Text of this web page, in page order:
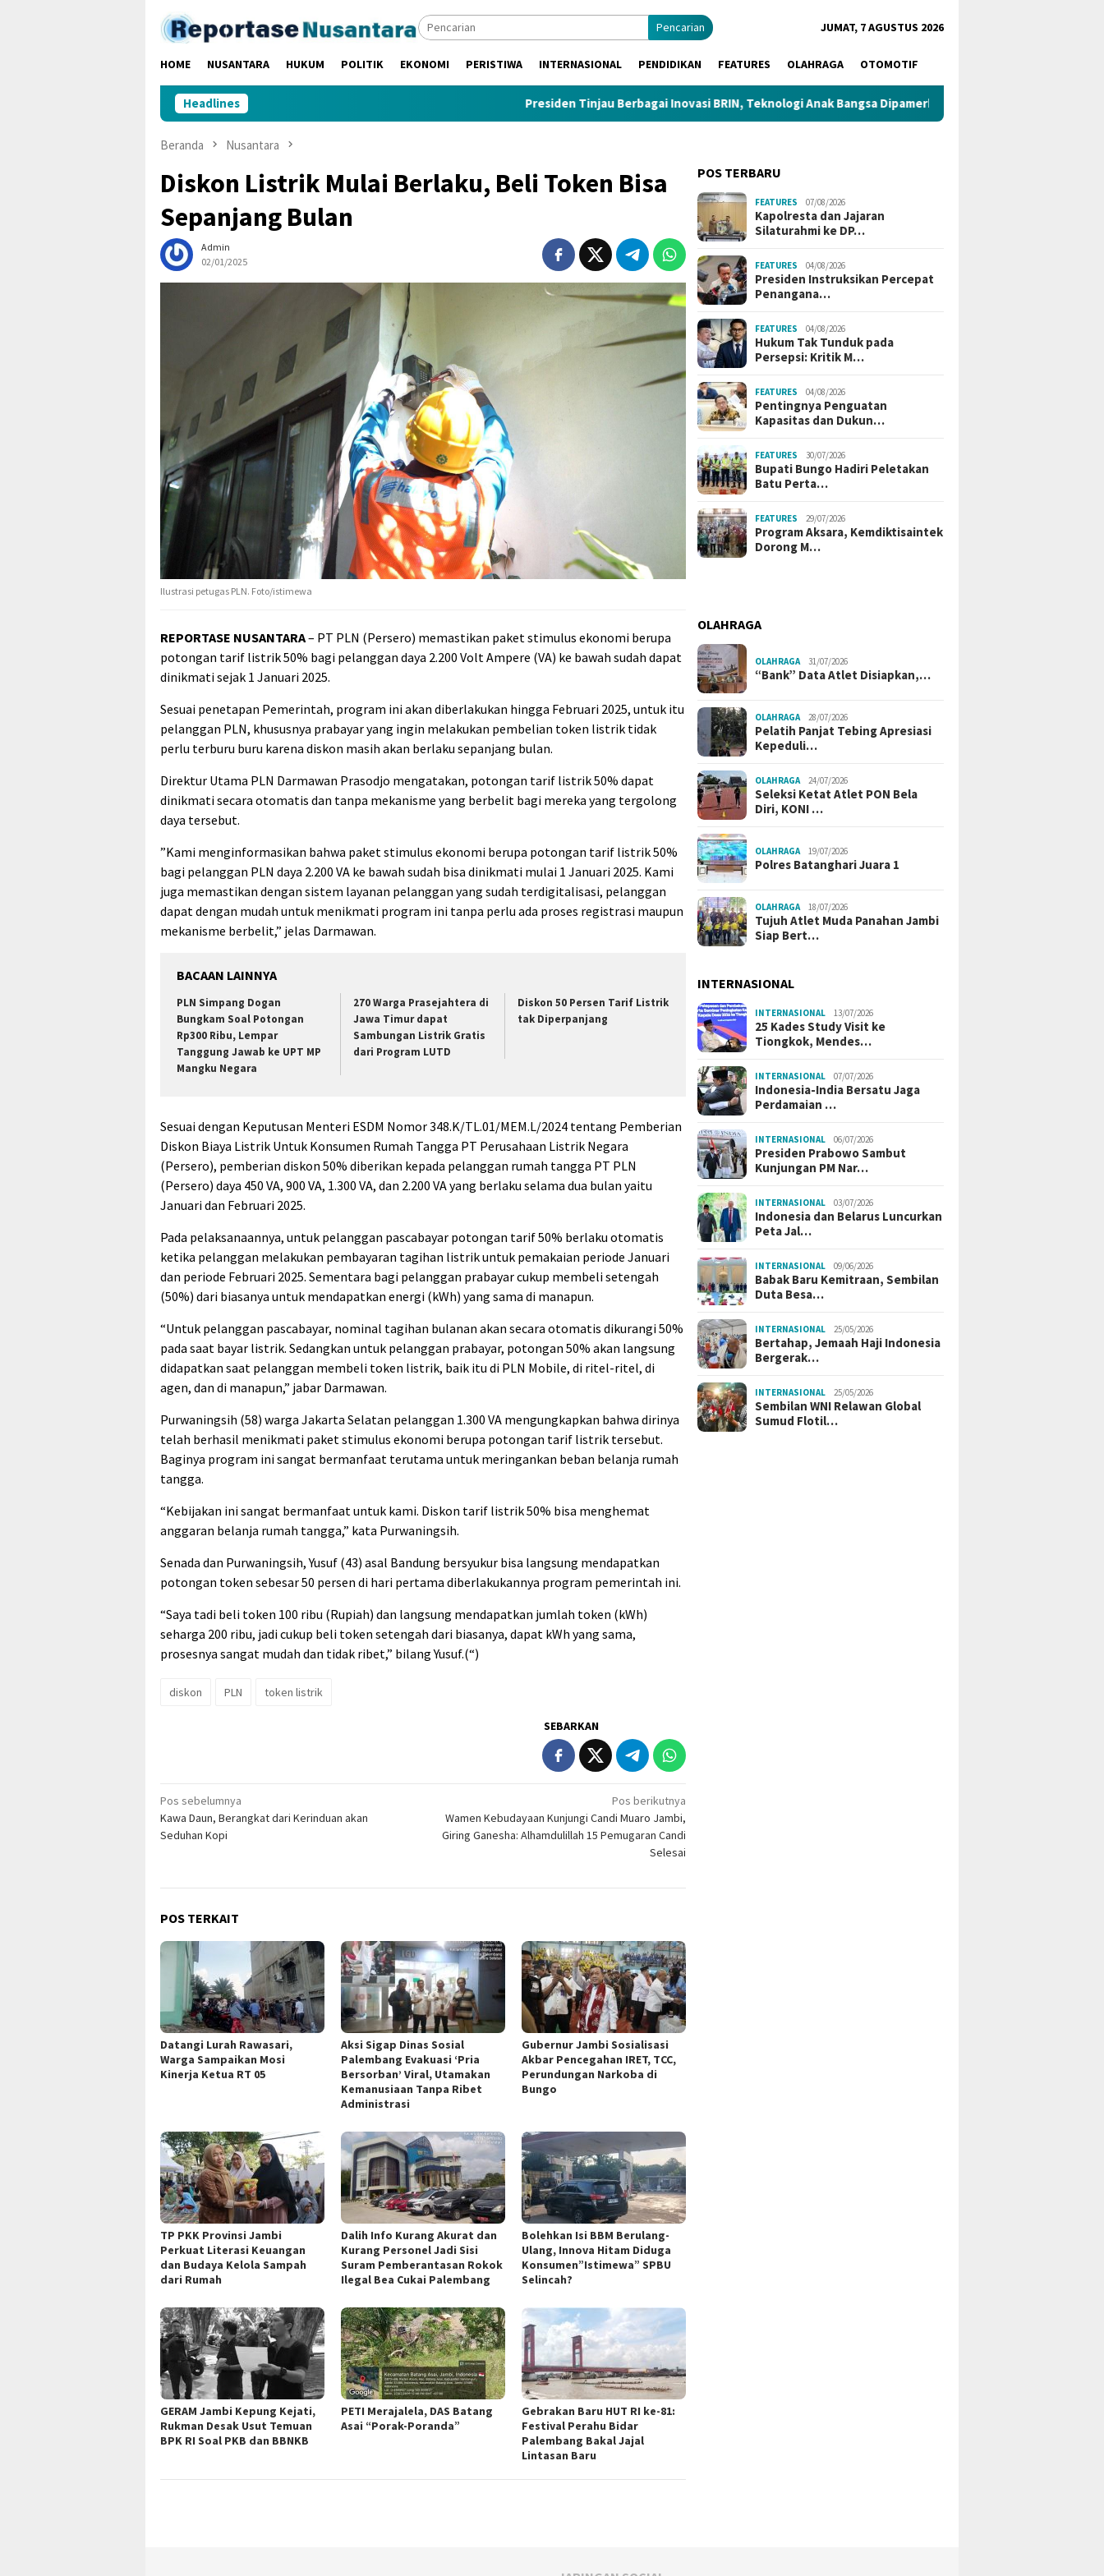
konten
Pencarian JUMAT, 7 AGUSTUS 2026
HOME NUSANTARA HUKUM POLITIK EKONOMI PERISTIWA INTERNASIONAL PENDIDIKAN FEATURES OLAHRAGA OTOMOTIF
Headlines Presiden Tinjau Berbagai Inovasi BRIN, Teknologi Anak Bangsa Dipamerkan di Istana
Beranda Nusantara
Diskon Listrik Mulai Berlaku, Beli Token Bisa
Sepanjang Bulan
Admin
02/01/2025
Ilustrasi petugas PLN. Foto/istimewa
REPORTASE NUSANTARA– PT PLN (Persero) memastikan paket stimulus ekonomi berupa
potongan tarif listrik 50% bagi pelanggan daya 2.200 Volt Ampere (VA) ke bawah sudah dapat
dinikmati sejak 1 Januari 2025.
Sesuai penetapan Pemerintah, program ini akan diberlakukan hingga Februari 2025, untuk itu
pelanggan PLN, khususnya prabayar yang ingin melakukan pembelian token listrik tidak
perlu terburu buru karena diskon masih akan berlaku sepanjang bulan.
Direktur Utama PLN Darmawan Prasodjo mengatakan, potongan tarif listrik 50% dapat
dinikmati secara otomatis dan tanpa mekanisme yang berbelit bagi mereka yang tergolong
daya tersebut.
”Kami menginformasikan bahwa paket stimulus ekonomi berupa potongan tarif listrik 50%
bagi pelanggan PLN daya 2.200 VA ke bawah sudah bisa dinikmati mulai 1 Januari 2025. Kami
juga memastikan dengan sistem layanan pelanggan yang sudah terdigitalisasi, pelanggan
dapat dengan mudah untuk menikmati program ini tanpa perlu ada proses registrasi maupun
mekanisme berbelit,” jelas Darmawan.
BACAAN LAINNYA
PLN Simpang Dogan
Bungkam Soal Potongan
Rp300 Ribu, Lempar
Tanggung Jawab ke UPT MP
Mangku Negara
270 Warga Prasejahtera di
Jawa Timur dapat
Sambungan Listrik Gratis
dari Program LUTD
Diskon 50 Persen Tarif Listrik
tak Diperpanjang
Sesuai dengan Keputusan Menteri ESDM Nomor 348.K/TL.01/MEM.L/2024 tentang Pemberian
Diskon Biaya Listrik Untuk Konsumen Rumah Tangga PT Perusahaan Listrik Negara
(Persero), pemberian diskon 50% diberikan kepada pelanggan rumah tangga PT PLN
(Persero) daya 450 VA, 900 VA, 1.300 VA, dan 2.200 VA yang berlaku selama dua bulan yaitu
Januari dan Februari 2025.
Pada pelaksanaannya, untuk pelanggan pascabayar potongan tarif 50% berlaku otomatis
ketika pelanggan melakukan pembayaran tagihan listrik untuk pemakaian periode Januari
dan periode Februari 2025. Sementara bagi pelanggan prabayar cukup membeli setengah
(50%) dari biasanya untuk mendapatkan energi (kWh) yang sama di manapun.
“Untuk pelanggan pascabayar, nominal tagihan bulanan akan secara otomatis dikurangi 50%
pada saat bayar listrik. Sedangkan untuk pelanggan prabayar, potongan 50% akan langsung
didapatkan saat pelanggan membeli token listrik, baik itu di PLN Mobile, di ritel-ritel, di
agen, dan di manapun,” jabar Darmawan.
Purwaningsih (58) warga Jakarta Selatan pelanggan 1.300 VA mengungkapkan bahwa dirinya
telah berhasil menikmati paket stimulus ekonomi berupa potongan tarif listrik tersebut.
Baginya program ini sangat bermanfaat terutama untuk meringankan beban belanja rumah
tangga.
“Kebijakan ini sangat bermanfaat untuk kami. Diskon tarif listrik 50% bisa menghemat
anggaran belanja rumah tangga,” kata Purwaningsih.
Senada dan Purwaningsih, Yusuf (43) asal Bandung bersyukur bisa langsung mendapatkan
potongan token sebesar 50 persen di hari pertama diberlakukannya program pemerintah ini.
“Saya tadi beli token 100 ribu (Rupiah) dan langsung mendapatkan jumlah token (kWh)
seharga 200 ribu, jadi cukup beli token setengah dari biasanya, dapat kWh yang sama,
prosesnya sangat mudah dan tidak ribet,” bilang Yusuf.(“)
diskon PLN token listrik
SEBARKAN
Navigasi
pos
Pos sebelumnya
Kawa Daun, Berangkat dari Kerinduan akan
Seduhan Kopi
Pos berikutnya
Wamen Kebudayaan Kunjungi Candi Muaro Jambi,
Giring Ganesha: Alhamdulillah 15 Pemugaran Candi
Selesai
POS TERKAIT
Datangi Lurah Rawasari,
Warga Sampaikan Mosi
Kinerja Ketua RT 05
Aksi Sigap Dinas Sosial
Palembang Evakuasi ‘Pria
Bersorban’ Viral, Utamakan
Kemanusiaan Tanpa Ribet
Administrasi
Gubernur Jambi Sosialisasi
Akbar Pencegahan IRET, TCC,
Perundungan Narkoba di
Bungo
TP PKK Provinsi Jambi
Perkuat Literasi Keuangan
dan Budaya Kelola Sampah
dari Rumah
Dalih Info Kurang Akurat dan
Kurang Personel Jadi Sisi
Suram Pemberantasan Rokok
Ilegal Bea Cukai Palembang
Bolehkan Isi BBM Berulang-
Ulang, Innova Hitam Diduga
Konsumen”Istimewa” SPBU
Selincah?
GERAM Jambi Kepung Kejati,
Rukman Desak Usut Temuan
BPK RI Soal PKB dan BBNKB
PETI Merajalela, DAS Batang
Asai “Porak-Poranda”
Gebrakan Baru HUT RI ke-81:
Festival Perahu Bidar
Palembang Bakal Jajal
Lintasan Baru
POS TERBARU
FEATURES 07/08/2026
Kapolresta dan Jajaran
Silaturahmi ke DP…
FEATURES 04/08/2026
Presiden Instruksikan Percepat
Penangana…
FEATURES 04/08/2026
Hukum Tak Tunduk pada
Persepsi: Kritik M…
FEATURES 04/08/2026
Pentingnya Penguatan
Kapasitas dan Dukun…
FEATURES 30/07/2026
Bupati Bungo Hadiri Peletakan
Batu Perta…
FEATURES 29/07/2026
Program Aksara, Kemdiktisaintek
Dorong M…
OLAHRAGA
OLAHRAGA 31/07/2026
“Bank” Data Atlet Disiapkan,…
OLAHRAGA 28/07/2026
Pelatih Panjat Tebing Apresiasi
Kepeduli…
OLAHRAGA 24/07/2026
Seleksi Ketat Atlet PON Bela
Diri, KONI …
OLAHRAGA 19/07/2026
Polres Batanghari Juara 1
OLAHRAGA 18/07/2026
Tujuh Atlet Muda Panahan Jambi
Siap Bert…
INTERNASIONAL
INTERNASIONAL 13/07/2026
25 Kades Study Visit ke
Tiongkok, Mendes…
INTERNASIONAL 07/07/2026
Indonesia-India Bersatu Jaga
Perdamaian …
INTERNASIONAL 06/07/2026
Presiden Prabowo Sambut
Kunjungan PM Nar…
INTERNASIONAL 03/07/2026
Indonesia dan Belarus Luncurkan
Peta Jal…
INTERNASIONAL 09/06/2026
Babak Baru Kemitraan, Sembilan
Duta Besa…
INTERNASIONAL 25/05/2026
Bertahap, Jemaah Haji Indonesia
Bergerak…
INTERNASIONAL 25/05/2026
Sembilan WNI Relawan Global
Sumud Flotil…